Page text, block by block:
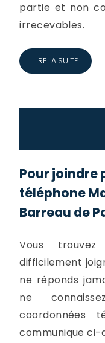
partie et non
irrecevables.
LIRE LA SUITE
Pour joindre
téléphone
Barreau de
Vous
difficilement
ne réponds
ne
coordonnées
communique ci-